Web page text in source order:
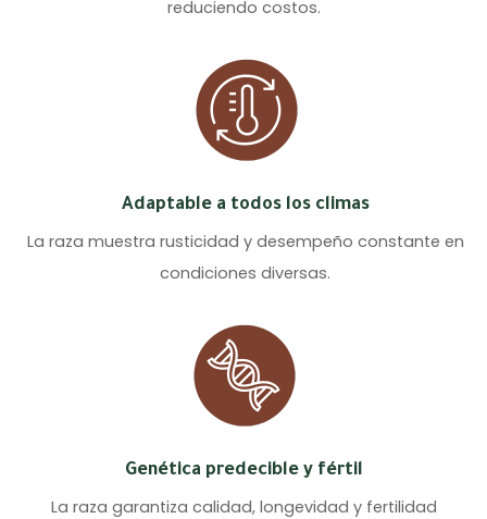
reduciendo costos.
Adaptable a todos los climas
La raza muestra rusticidad y desempeño constante en
condiciones diversas.
Genética predecible y fértil
La raza garantiza calidad, longevidad y fertilidad